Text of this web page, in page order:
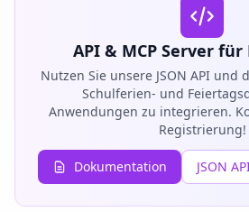
API & MCP Server
Nutzen Sie unsere JSON API und
Schulferien- und
Anwendungen zu integrieren.
Registrierung!
Dokumentation JSON